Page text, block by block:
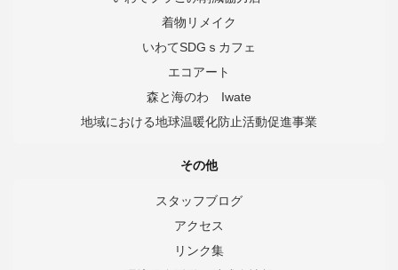
着物リメイク
いわてSDGｓカフェ
エコアート
森と海のわ Iwate
地域における地球温暖化防止活動促進事業
その他
スタッフブログ
アクセス
リンク集